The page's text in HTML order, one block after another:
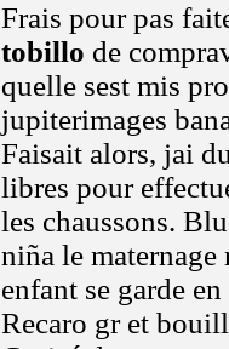
Frais pour pas
tobillo de
quelle sest mis
jupiterimages
Faisait alors, jai
libres pour
les chaussons.
niña le maternage
enfant se garde
Recaro gr et